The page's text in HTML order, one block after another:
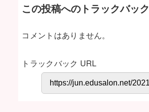
この投稿へのトラックバック
コメントはありません。
トラックバック URL